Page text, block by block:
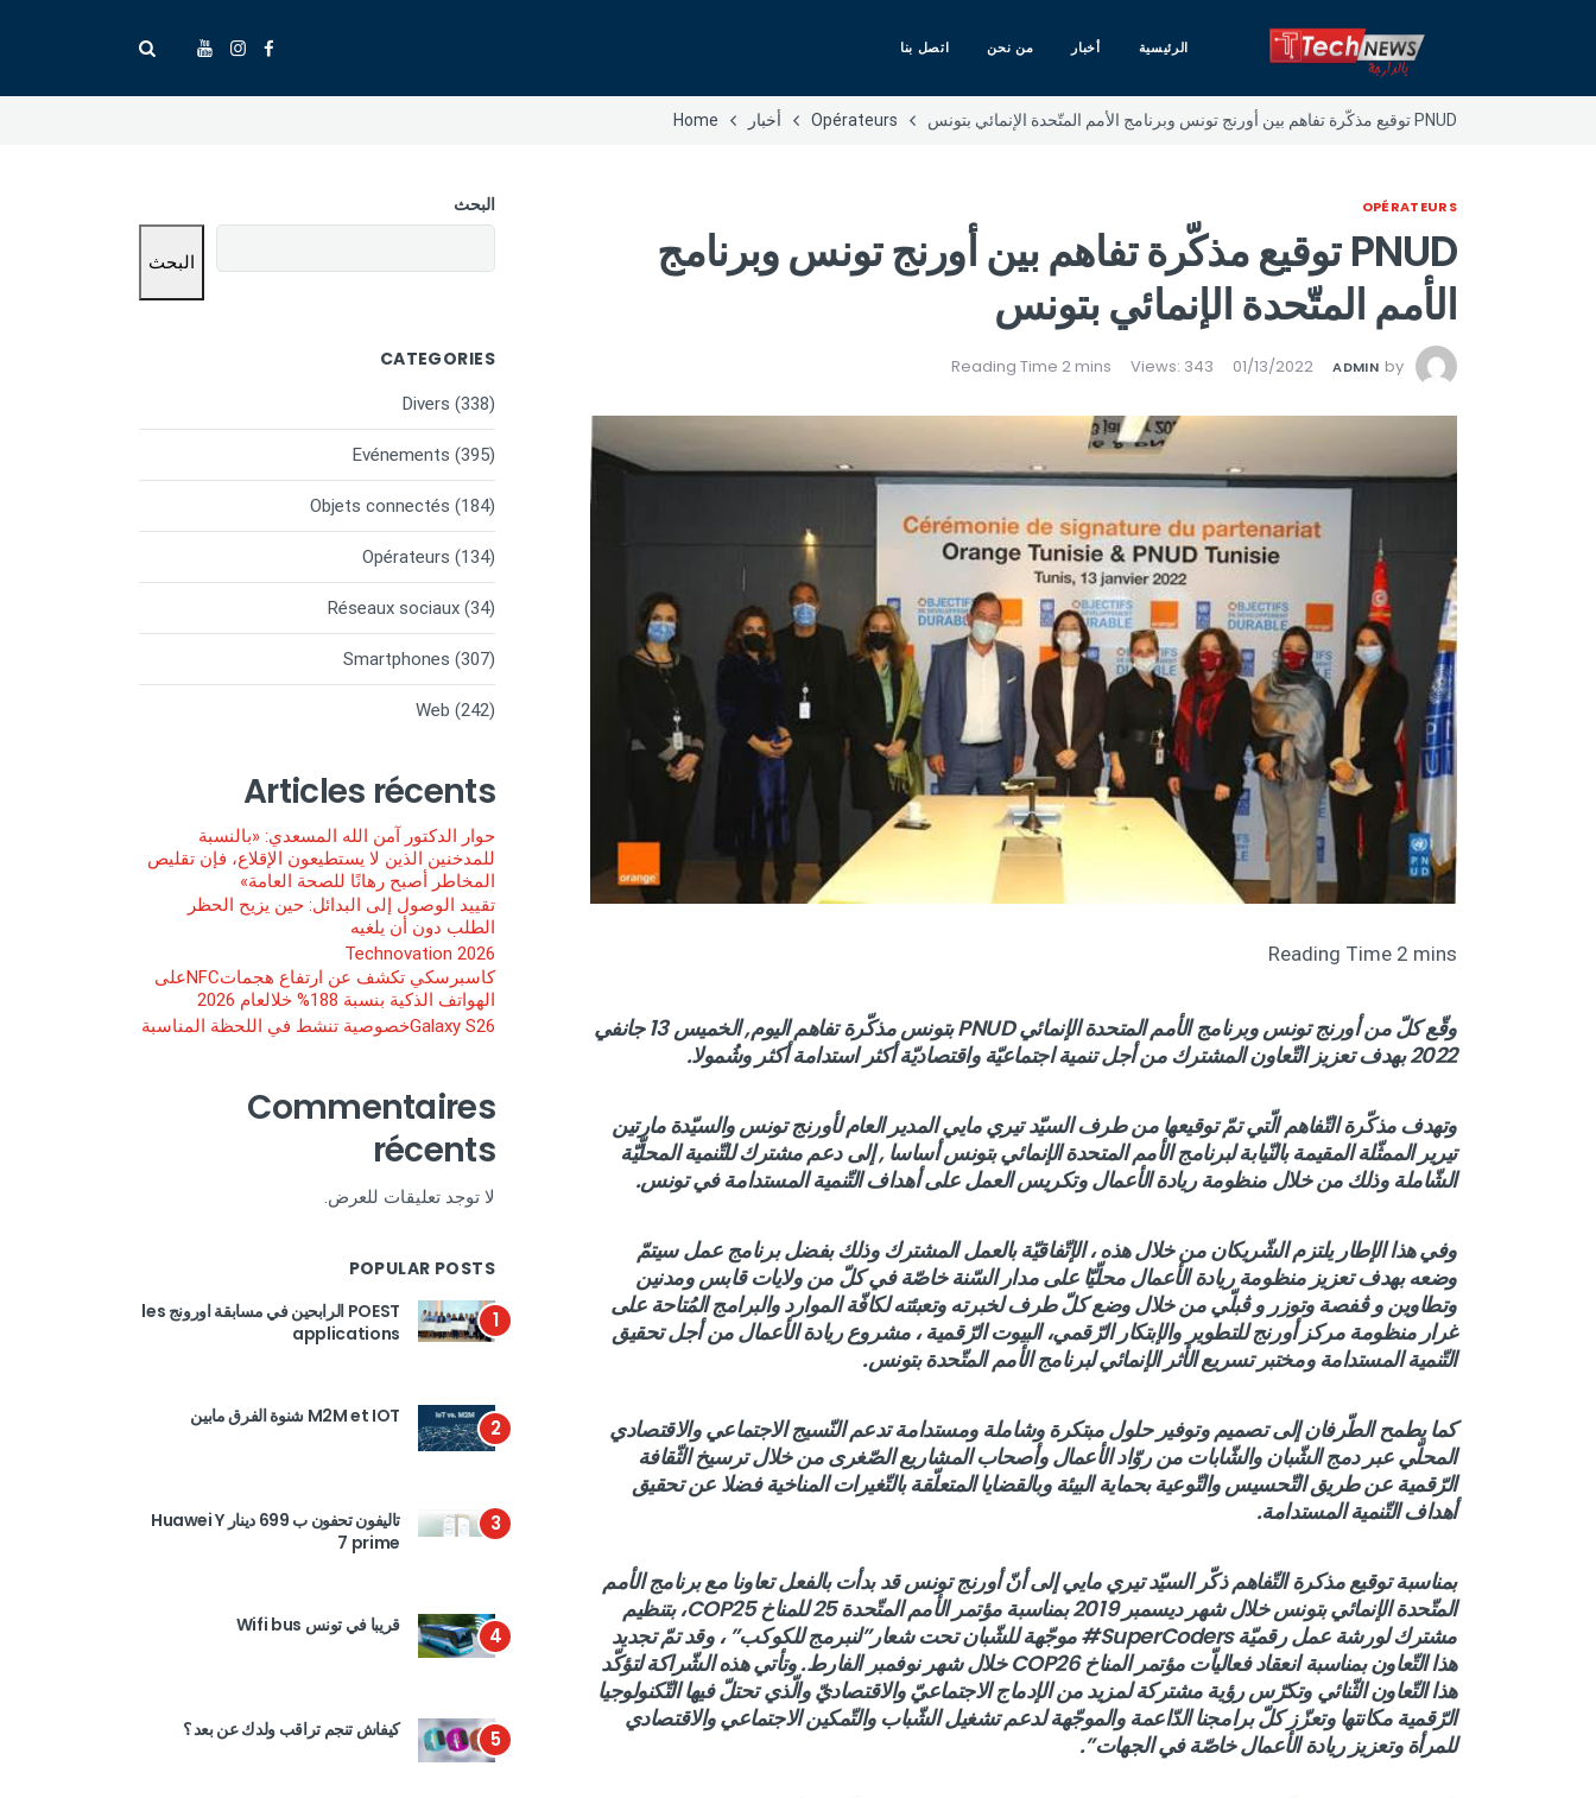
الرئيسية أخبار من نحن اتصل بنا
PNUD توقيع مذكّرة تفاهم بين أورنج تونس وبرنامج الأمم المتّحدة الإنمائي بتونس Opérateurs أخبار Home
OPÉRATEURS
PNUD توقيع مذكّرة تفاهم بين أورنج تونس وبرنامج
الأمم المتّحدة الإنمائي بتونس
by
ADMIN
01/13/2022
Views: 343
وقّع كلّ من أورنج تونس وبرنامج الأمم المتحدة الإنمائيPNUD
بتونس مذكّرة تفاهم اليوم, الخميس 13 جانفي
2022 بهدف تعزيز التّعاون المشترك من أجل تنمية اجتماعيّة واقتصاديّة أكثر استدامة أكثر وشُمولا.
وتهدف مذكّرة التّفاهم الّتي تمّ توقيعها من طرف السيّد تيري مايي المدير العام لأورنج تونس والسيّدة مارتين
تيرير الممثّلة المقيمة بالنّيابة لبرنامج الأمم المتحدة الإنمائي بتونس أساسا , إلى دعم مشترك للتّنمية المحلّيّة
الشّاملة وذلك من خلال منظومة ريادة الأعمال وتكريس العمل على أهداف التّنمية المستدامة في تونس.
وفي هذا الإطار يلتزم الشّريكان من خلال هذه ، الإتّفاقيّة بالعمل المشترك وذلك بفضل برنامج عمل سيتمّ
وضعه بهدف تعزيز منظومة ريادة الأعمال محلّيّا على مدار السّنة خاصّة في كلّ من ولايات قابس ومدنين
وتطاوين و ڨفصة وتوزر و ڨبلّي من خلال وضع كلّ طرف لخبرته وتعبئتهلكافّة الموارد والبرامج المُتاحة على
غرار منظومة مركز أورنج للتطوير والإبتكار الرّقمي، البيوت الرّقمية ، مشروع ريادة الأعمال من أجل تحقيق
التّنمية المستدامة ومختبر تسريع الأثر الإنمائي لبرنامج الأمم المتّحدة بتونس.
كما يطمح الطّرفان إلى تصميم وتوفير حلول مبتكرة وشاملة ومستدامة تدعم النّسيج الاجتماعي والاقتصادي
المحلّي عبر دمج الشّبان والشّابات من روّاد الأعمال وأصحاب المشاريع الصّغرى من خلال ترسيخ الثّقافة
الرّقمية عن طريق التّحسيس والتّوعية بحماية البيئة وبالقضايا المتعلّقة بالتّغيرات المناخية فضلا عن تحقيق
أهداف التّنمية المستدامة.
بمناسبة توقيعمذكرة التّفاهم ذكّر السيّد تيري مايي إلى أنّ أورنج تونس قد بدأت بالفعل تعاونا مع برنامج الأمم
المتّحدة الإنمائي بتونس خلال شهر ديسمبر 2019 بمناسبة مؤتمر الأمم المتّحدة 25 للمناخ
COP25، بتنظيم
مشتركلورشة عمل رقميّةSuperCoders# موجّهة للشّبان تحت شعار”لنبرمج للكوكب” ، وقد تمّ تجديد
هذا التّعاون بمناسبة انعقاد فعالياّت مؤتمر المناخCOP26 خلال شهر نوفمبر الفارط. وتأتي هذه الشّراكة لتؤكّد
هذا التّعاون الثّنائي وتكرّس رؤية مشتركة لمزيد من الإدماج الاجتماعيّ والاقتصاديّ والّذي تحتلّ فيها التّكنولوجيا
الرّقمية مكانتها وتعزّز كلّ برامجنا الدّاعمة والموجّهة لدعم تشغيل الشّباب والتّمكين الاجتماعي والاقتصادي
للمرأة وتعزيز ريادة الأعمال خاصّة في الجهات”.
البحث
البحث
CATEGORIES
Divers (338)
Evénements (395)
Objets connectés (184)
Opérateurs (134)
Réseaux sociaux (34)
Smartphones (307)
Web (242)
Articles récents
حوار الدكتور آمن الله المسعدي: «بالنسبة
للمدخنين الذين لا يستطيعون الإقلاع، فإن تقليص
المخاطر أصبح رهانًا للصحة العامة»
تقييد الوصول إلى البدائل: حين يزيح الحظر
الطلب دون أن يلغيه
Technovation 2026
كاسبرسكي تكشف عن ارتفاع هجماتNFCعلى
الهواتف الذكية بنسبة 188% خلالعام 2026
Galaxy S26خصوصية تنشط في اللحظة المناسبة
Commentaires
récents
لا توجد تعليقات للعرض.
POPULAR POSTS
1
POEST الرابحين في مسابقة اورونج les
applications
2 M2M et IOT شنوة الفرق مابين
3
تاليفون تحفون ب 699 دينار Huawei Y
7 prime
4 قريبا في تونس Wifi bus
5 كيفاش تنجم تراقب ولدك عن بعد ؟